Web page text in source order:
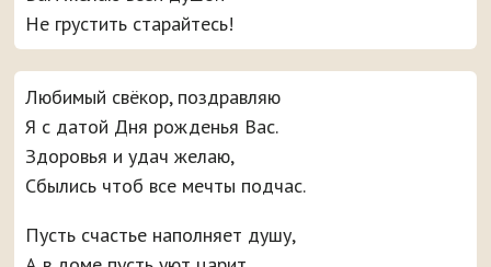
Не грустить старайтесь!
Любимый свёкор, поздравляю
Я с датой Дня рожденья Вас.
Здоровья и удач желаю,
Сбылись чтоб все мечты подчас.
Пусть счастье наполняет душу,